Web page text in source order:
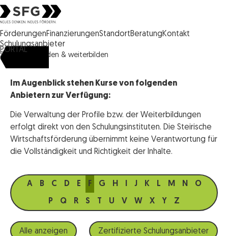
Steirische Wirtschaftsförderungsgesellschaft mbH SFG Logo
FörderungenFinanzierungenStandortBeratungKontakt
PORTAL
Schulungsanbieter
SFG ausbilden & weiterbilden
Im Augenblick stehen Kurse von folgenden
Anbietern zur Verfügung:
Die Verwaltung der Profile bzw. der Weiterbildungen
erfolgt direkt von den Schulungsinstituten. Die Steirische
Wirtschaftsförderung übernimmt keine Verantwortung für
die Vollständigkeit und Richtigkeit der Inhalte.
A B C D E F G H J K L M N O
P Q R S U V W X Y Z
Alle anzeigen Zertifizierte Schulungsanbieter